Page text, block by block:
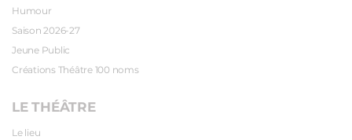
Humour
Saison 2026-27
Jeune Public
Créations Théâtre 100 noms
LE THÉÂTRE
Le lieu